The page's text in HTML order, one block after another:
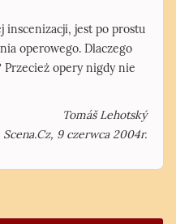
inscenizacji, jest po prostu
operowego. Dlaczego
opery nigdy nie
Tomáš Lehotský
Scena.Cz, 9 czerwca 2004r.